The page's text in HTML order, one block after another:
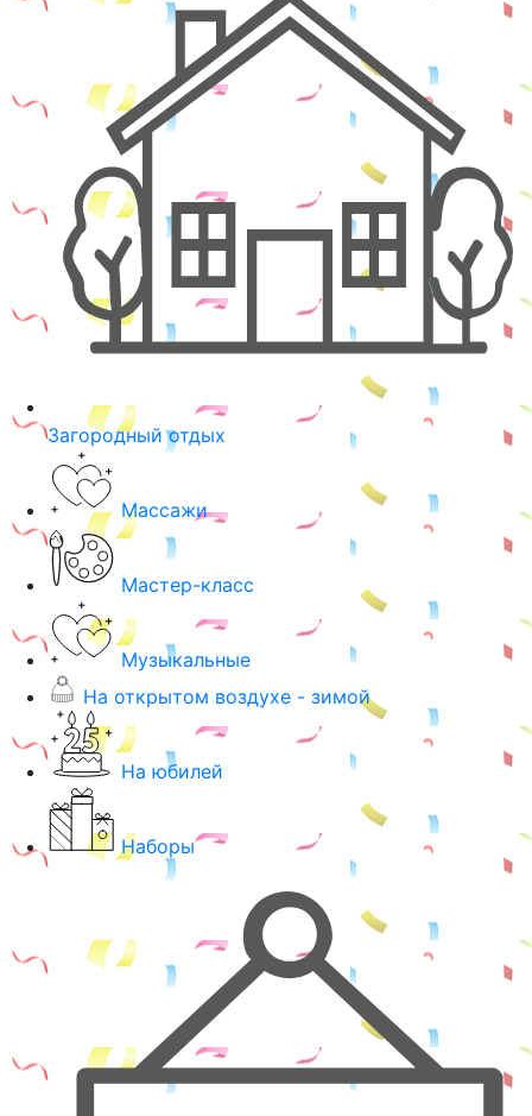
Загородный отдых
Массажи
Мастер-класс
Музыкальные
На открытом воздухе - зимой
На юбилей
Наборы